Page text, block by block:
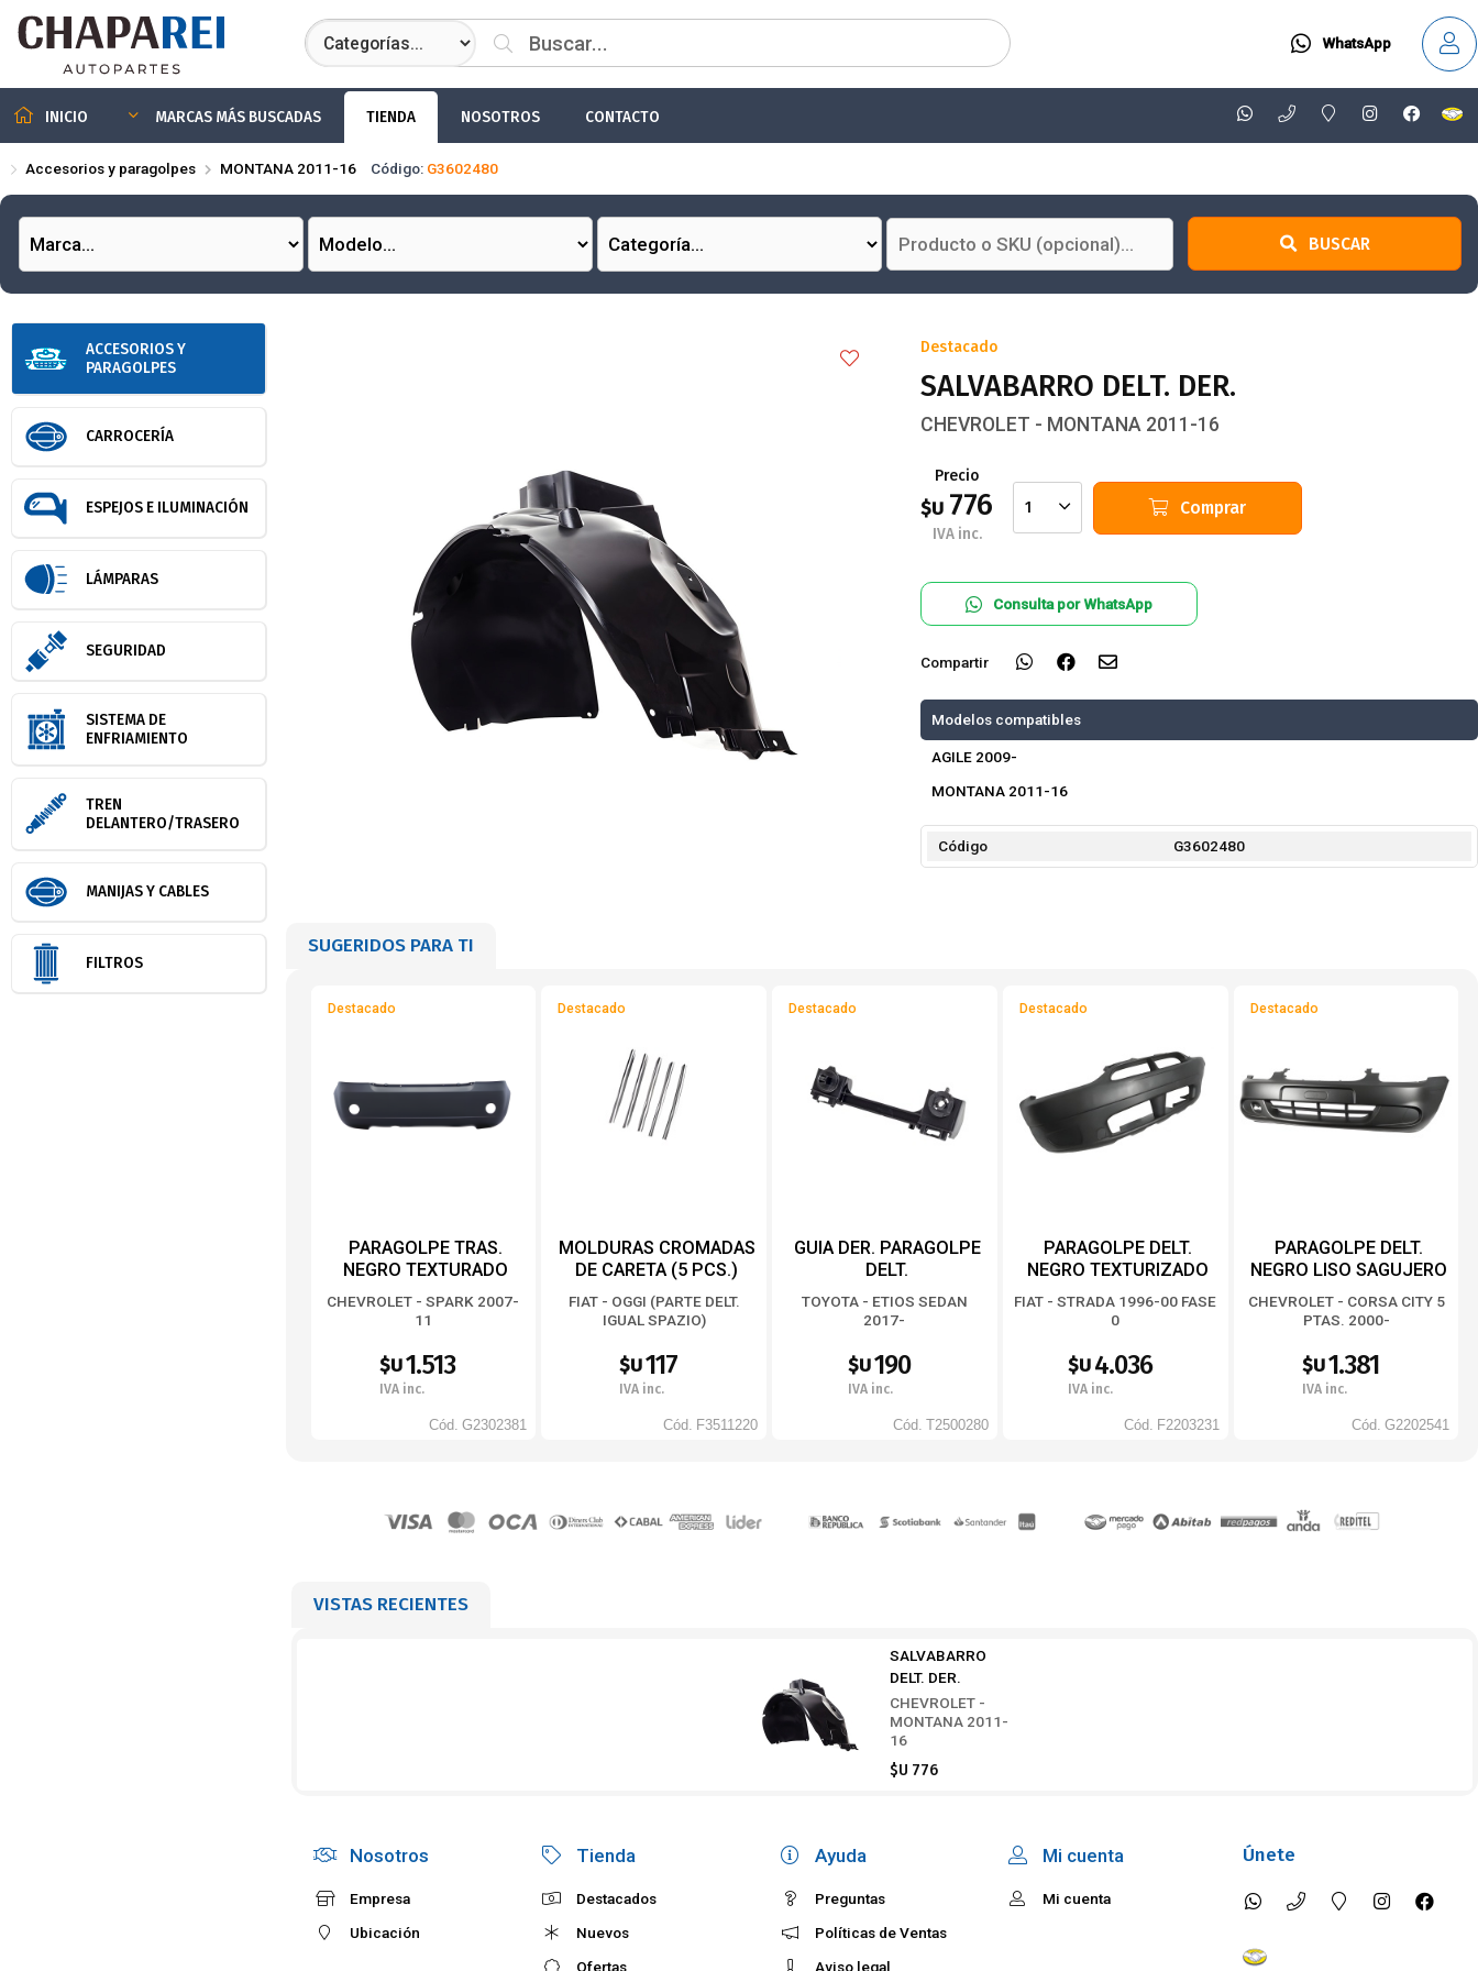
Compartir por email
WhatsApp
INICIO MARCAS MÁS BUSCADAS TIENDA NOSOTROS CONTACTO
Accesorios y paragolpes MONTANA 2011-16 Código: G3602480
BUSCAR
ACCESORIOS Y
PARAGOLPES
CARROCERÍA
ESPEJOS E ILUMINACIÓN
LÁMPARAS
SEGURIDAD
SISTEMA DE
ENFRIAMIENTO
TREN
DELANTERO/TRASERO
MANIJAS Y CABLES
FILTROS
Destacado
SALVABARRO DELT. DER.
CHEVROLET - MONTANA 2011-16
Precio
$U 776
IVA inc.
1 Comprar
Consulta por WhatsApp
Compartir
Modelos compatibles
AGILE 2009-
MONTANA 2011-16
Código G3602480
SUGERIDOS PARA TI
Destacado
PARAGOLPE TRAS.
NEGRO TEXTURADO
CAGUJ. ANTINIEBLA
CHEVROLET - SPARK 2007-
11
$U1.513
IVA inc.
Cód. G2302381
Destacado
MOLDURAS CROMADAS
DE CARETA (5 PCS.)
FIAT - OGGI (PARTE DELT.
IGUAL SPAZIO)
$U117
IVA inc.
Cód. F3511220
Destacado
GUIA DER. PARAGOLPE
DELT.
TOYOTA - ETIOS SEDAN
2017-
$U190
IVA inc.
Cód. T2500280
Destacado
PARAGOLPE DELT.
NEGRO TEXTURIZADO
FIAT - STRADA 1996-00 FASE
0
$U 4.036
IVA inc.
Cód. F2203231
Destacado
PARAGOLPE DELT.
NEGRO LISO SAGUJERO
CAMINERO
CHEVROLET - CORSA CITY 5
PTAS. 2000-
$U1.381
IVA inc.
Cód. G2202541
VISTAS RECIENTES
SALVABARRO
DELT. DER.
CHEVROLET -
MONTANA 2011-
16
$U 776
Nosotros
Empresa
Ubicación
Tienda
Destacados
Nuevos
Ofertas
Ayuda
Preguntas
Políticas de Ventas
Aviso legal
Mi cuenta
Mi cuenta
Únete